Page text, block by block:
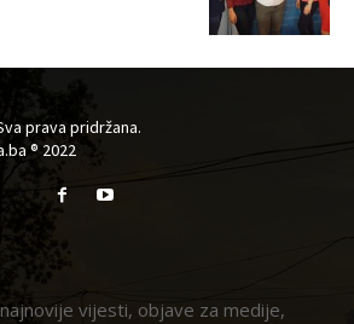
prava pridržana.
® 2022
vijesti, objave za medije,